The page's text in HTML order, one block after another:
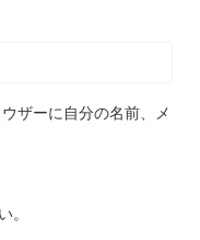
ザーに自分の名前、メ
。